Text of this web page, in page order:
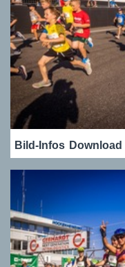
Bild-Infos Download